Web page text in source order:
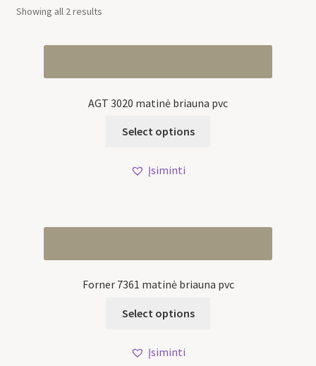
Showing all 2 results
AGT 3020 matinė briauna pvc
Select options
Įsiminti
Forner 7361 matinė briauna pvc
Select options
Įsiminti